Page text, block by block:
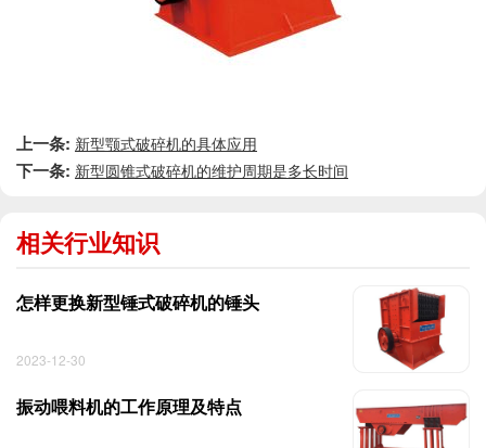
上一条: 新型颚式破碎机的具体应用
下一条: 新型圆锥式破碎机的维护周期是多长时间
相关行业知识
怎样更换新型锤式破碎机的锤头
2023-12-30
振动喂料机的工作原理及特点